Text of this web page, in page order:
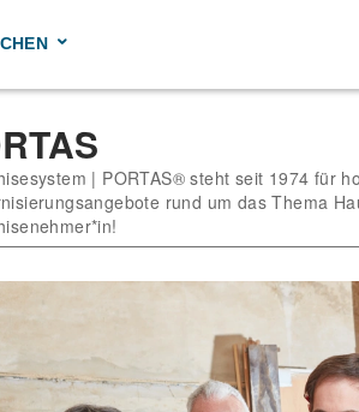
| PORTAS® steht seit 1974 für
rund um das Thema